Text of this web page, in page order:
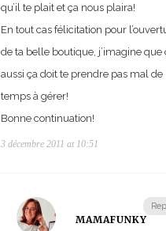
qu’il te plait et ça nous plaira!
En tout cas félicitation pour
de ta belle boutique, j’imagine que
aussi ça doit te prendre pas mal de
temps à gérer!
Bonne continuation!
3 décembre 2011 at 10:51
MAMAFUNKY